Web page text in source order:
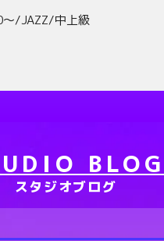
/テーマパーク/初級
BLOG
スタジオブログ